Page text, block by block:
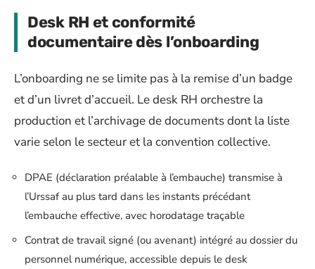
Desk RH et conformité
documentaire dès l’onboarding
L’onboarding ne se limite pas à la remise d’un badge
et d’un livret d’accueil. Le desk RH orchestre la
production et l’archivage de documents dont la liste
varie selon le secteur et la convention collective.
DPAE (déclaration préalable à l’embauche) transmise à
l’Urssaf au plus tard dans les instants précédant
l’embauche effective, avec horodatage traçable
Contrat de travail signé (ou avenant) intégré au dossier du
personnel numérique, accessible depuis le desk